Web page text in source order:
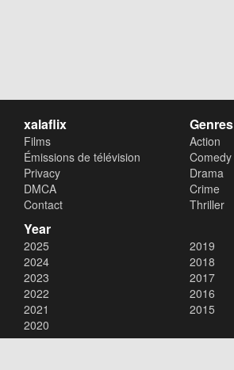
xalaflix
Films
Émissions de télévision
Privacy
DMCA
Contact
Genres
Action
Comedy
Drama
Crime
Thriller
Year
2025
2024
2023
2022
2021
2020
2019
2018
2017
2016
2015